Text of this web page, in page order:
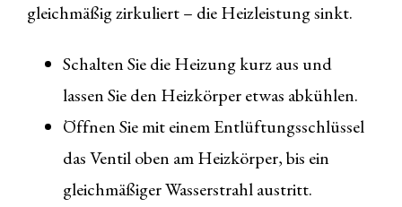
gleichmäßig zirkuliert – die Heizleistung sinkt.
Schalten Sie die Heizung kurz aus und
lassen Sie den Heizkörper etwas abkühlen.
Öffnen Sie mit einem Entlüftungsschlüssel
das Ventil oben am Heizkörper, bis ein
gleichmäßiger Wasserstrahl austritt.